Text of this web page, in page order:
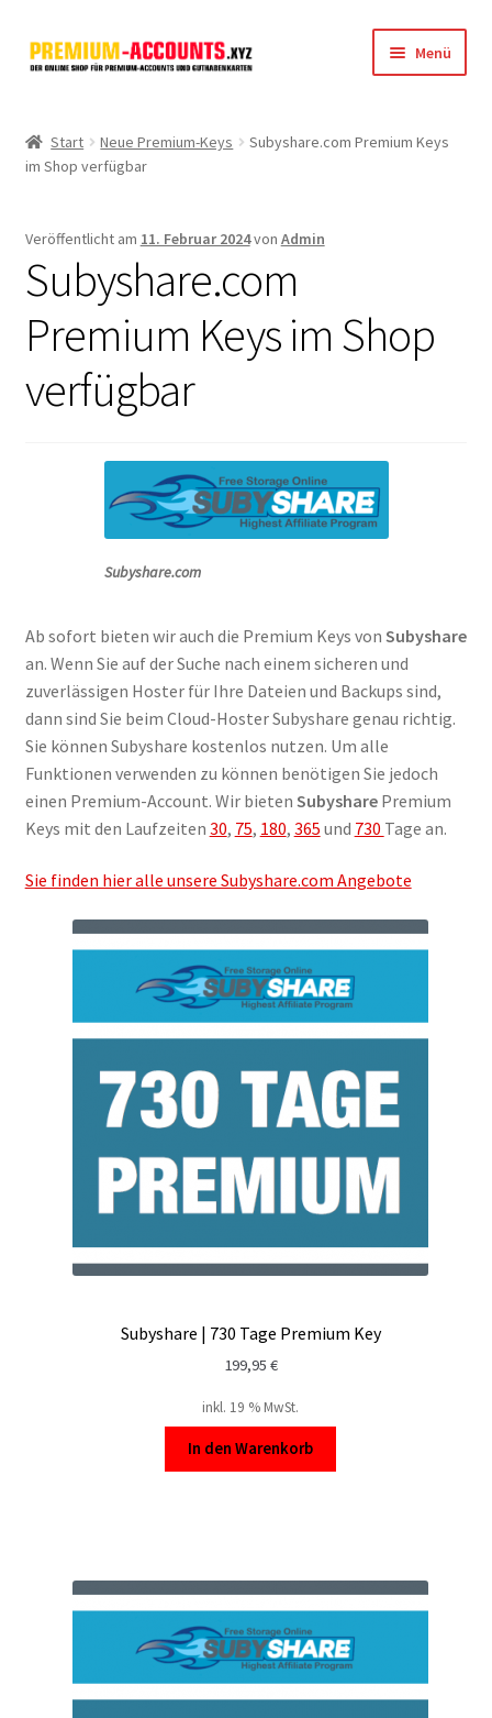
Zur
Navigation
Zum
Inhalt
Menü
Rapidgator
FileJoker
Depositfiles
TakeFile
FileFox.cc
Filespace
VipFile.cc
Ex-Load
File.al
FAQ – Häufige Fragen
Impressum
Versandinfos
Widerrufsbelehrung
Zahlungsarten
Start Neue Premium-Keys
Subyshare.com Premium Keys
im Shop verfügbar
Veröffentlicht am 11. Februar 2024von Admin
Subyshare.com
Premium Keys im Shop
verfügbar
Subyshare.com
Ab sofort bieten wir auch die Premium Keys von Subyshare
an. Wenn Sie auf der Suche nach einem sicheren und
zuverlässigen Hoster für Ihre Dateien und Backups sind,
dann sind Sie beim Cloud-Hoster Subyshare genau richtig.
Sie können Subyshare kostenlos nutzen. Um alle
Funktionen verwenden zu können benötigen Sie jedoch
einen Premium-Account. Wir bieten Subyshare Premium
Keys mit den Laufzeiten 30, 75, 180, 365 und 730 Tage an.
Sie finden hier alle unsere Subyshare.com Angebote
Subyshare | 730 Tage Premium Key
199,95 €
inkl. 19 % MwSt.
In den Warenkorb